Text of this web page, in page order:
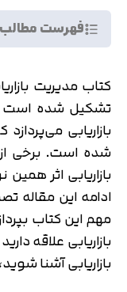
فهرست مطالب
تشکیل شده است
شده است. برخی
بازاریابی اثر
ادامه این مقاله
مهم این کتاب
بازاریابی علاقه
بازاریابی آشنا